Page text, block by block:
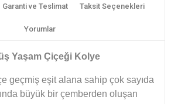
Garanti ve Teslimat Taksit Seçenekleri
Yorumlar
Yaşam Çiçeği Kolye
geçmiş eşit alana sahip çok sayıda
büyük bir çemberden oluşan